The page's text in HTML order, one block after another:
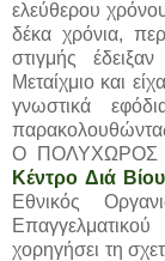
ελεύθερου
δέκα χρόνια,
στιγμής
Μεταίχμιο και
γνωστικά
Ο ΠΟΛΥΧΩΡΟΣ
Κέντρο Διά
Εθνικός
χορηγήσει τη